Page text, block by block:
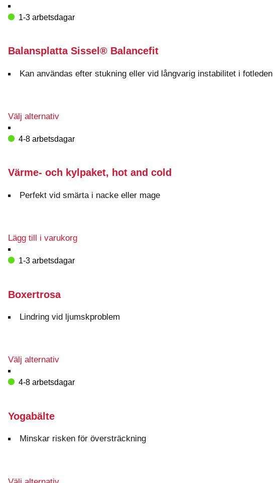
1-3 arbetsdagar
Balansplatta Sissel® Balancefit
Kan användas efter stukning eller vid långvarig instabilitet i fotleden
Välj alternativDen
produkten
varianter.
olika
på
4-8 arbetsdagar
Värme- och kylpaket, hot and cold
Perfekt vid smärta i nacke eller mage
Lägg till i varukorg
1-3 arbetsdagar
Boxertrosa
Lindring vid ljumskproblem
Välj alternativDen
produkten
olika
på
4-8 arbetsdagar
Yogabälte
Minskar risken för översträckning
Den